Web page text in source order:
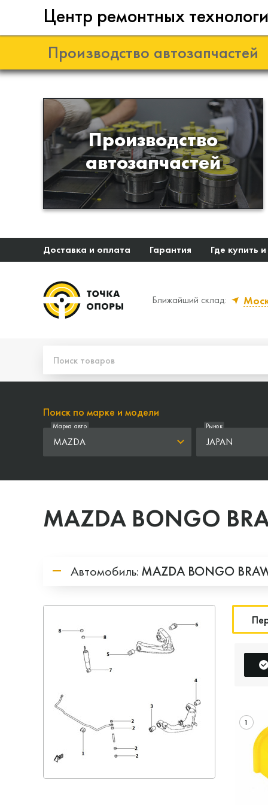
Центр ремонтных
Производство автозапчастей
Производство
автозапчастей
Разработка и
производство деталей из
эластомеров для подвески
автомобиля
Доставка и оплата Гарантия Где купить
Ближайший склад:
Поиск по марке и модели
MAZDA
Марка авто
JAPAN
Рынок
MAZDA BONGO
Автомобиль: MAZDA BONGO
1